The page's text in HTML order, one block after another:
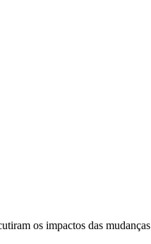
os impactos das